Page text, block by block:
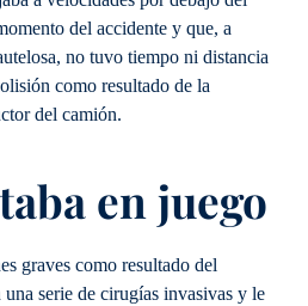
del accidente y que, a
no tuvo tiempo ni distancia
como resultado de la
del camión.
en juego
graves como resultado del
serie de cirugías invasivas y le